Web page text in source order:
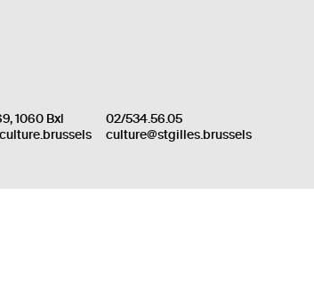
1060 Bxl
02/534.56.05
culture@stgilles.brussels